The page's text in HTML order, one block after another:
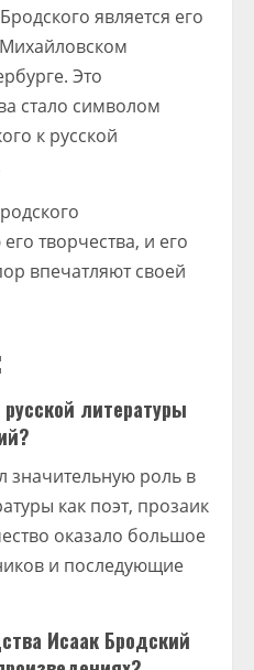
является его
Это
стало символом
к русской
творчества, и его
впечатляют своей
литературы
значительную роль в
как поэт, прозаик
оказало большое
и последующие
Исаак Бродский